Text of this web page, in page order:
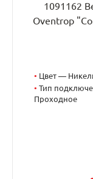
1091162
Oventrop
• Цвет —
• Тип
Проходное